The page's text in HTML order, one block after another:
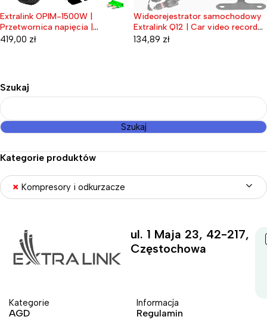
|
|
1500W
Wyprzedane
Wideorejestrator samochodowy
Extralink Q12 | Car video recorder
Wyprzedane
Extralink
Przetwornica
Szukaj
Szukaj
Kategorie produktów
× Kompresory i odkurzacze
ul. 1 Maja 23, 42-217,
Częstochowa
Kategorie
AGD
Informacja
Regulamin